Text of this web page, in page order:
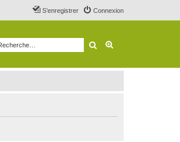
Connexion
S’enregistrer
Rechercher